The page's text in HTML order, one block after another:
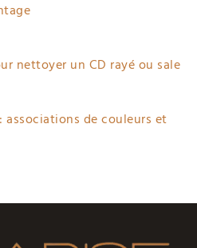
nettoyer un CD rayé ou sale
associations de couleurs et